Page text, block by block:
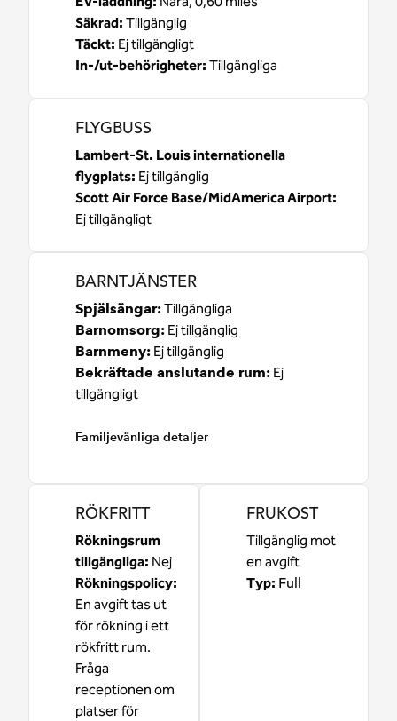
Säkrad: Tillgänglig
Täckt: Ej tillgängligt
In-/ut-behörigheter: Tillgängliga
FLYGBUSS
Lambert-St. Louis internationella
flygplats: Ej tillgänglig
Scott Air Force Base/MidAmerica Airport:
Ej tillgängligt
BARNTJÄNSTER
Spjälsängar:Tillgängliga
Barnomsorg: Ej tillgänglig
Barnmeny: Ej tillgänglig
Bekräftade anslutande rum: Ej
tillgängligt
Familjevänliga detaljer
RÖKFRITT
Rökningsrum
tillgängliga: Nej
Rökningspolicy:
En avgift tas ut
för rökning i ett
rökfritt rum.
Fråga
receptionen om
platser för
FRUKOST
Tillgänglig mot
en avgift
Typ: Full